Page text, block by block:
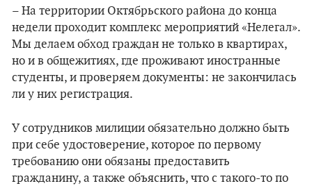
– На территории Октябрьского района до конца
недели проходит комплекс мероприятий «Нелегал».
Мы делаем обход граждан не только в квартирах,
но и в общежитиях, где проживают иностранные
студенты, и проверяем документы: не закончилась
ли у них регистрация.
У сотрудников милиции обязательно должно быть
при себе удостоверение, которое по первому
требованию они обязаны предоставить
гражданину, а также объяснить, что с такого-то по